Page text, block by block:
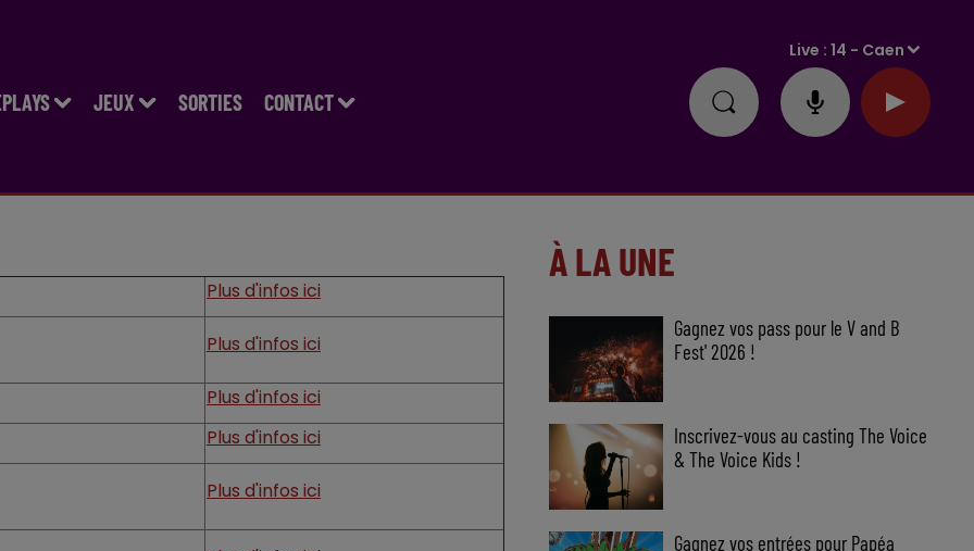
JEUX SORTIES CONTACT
Live :14 - Caen
Plus d'infos ici
Plus d'infos ici
Plus d'infos ici
Plus d'infos ici
Plus d'infos ici
À LA UNE
Gagnez vos pass pour le V and B
Fest' 2026 !
Inscrivez-vous au casting The Voice
& The Voice Kids !
Gagnez vos entrées pour Papéa